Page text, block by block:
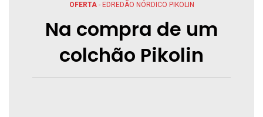
OFERTA - EDREDÃO NÓRDICO PIKOLIN
Na compra de um
colchão Pikolin